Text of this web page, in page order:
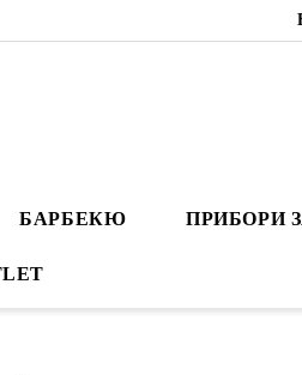
БАРБЕКЮ ПРИБОРИ